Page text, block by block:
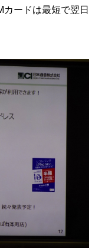
ードは最短で翌日